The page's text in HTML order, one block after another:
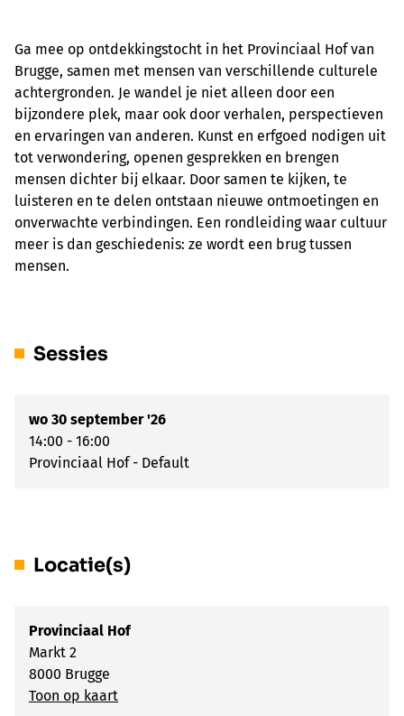
Ga mee op ontdekkingstocht in het Provinciaal Hof van
Brugge, samen met mensen van verschillende culturele
achtergronden. Je wandel je niet alleen door een
bijzondere plek, maar ook door verhalen, perspectieven
en ervaringen van anderen. Kunst en erfgoed nodigen uit
tot verwondering, openen gesprekken en brengen
mensen dichter bij elkaar. Door samen te kijken, te
luisteren en te delen ontstaan nieuwe ontmoetingen en
onverwachte verbindingen. Een rondleiding waar cultuur
meer is dan geschiedenis: ze wordt een brug tussen
mensen.
Sessies
wo 30 september '26
14:00 - 16:00
Provinciaal Hof - Default
Locatie(s)
Provinciaal Hof
Markt 2
8000 Brugge
Toon op kaart